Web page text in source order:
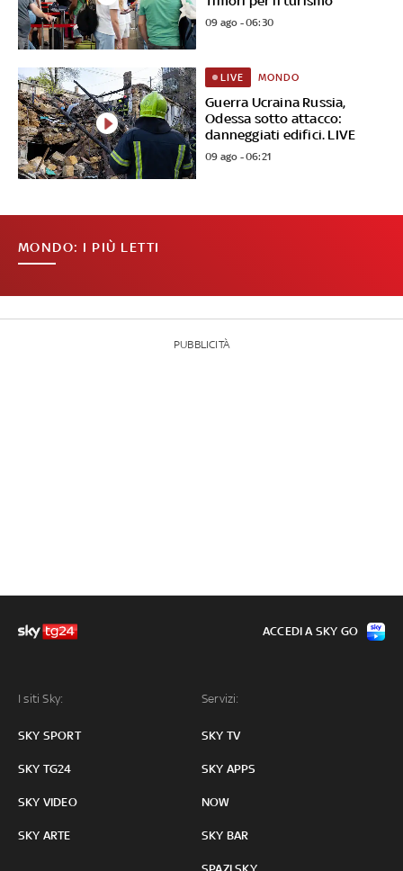
09 ago - 06:30
Guerra Ucraina Russia,
Odessa sotto attacco:
danneggiati edifici. LIVE
LIVE MONDO
09 ago - 06:21
MONDO: I PIÙ LETTI
PUBBLICITÀ
I siti Sky:
SKY SPORT
SKY TG24
SKY VIDEO
SKY ARTE
Servizi:
SKY TV
SKY APPS
NOW
SKY BAR
ACCEDI A SKY GO